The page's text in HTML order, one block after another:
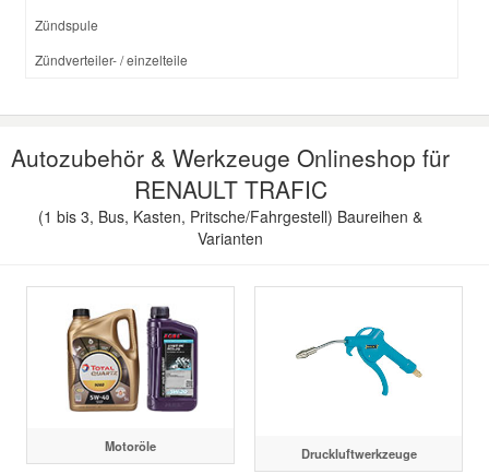
Zündspule
Zündverteiler- / einzelteile
Autozubehör & Werkzeuge Onlineshop für
RENAULT TRAFIC
(1 bis 3, Bus, Kasten, Pritsche/Fahrgestell) Baureihen &
Varianten
Motoröle Druckluftwerkzeuge